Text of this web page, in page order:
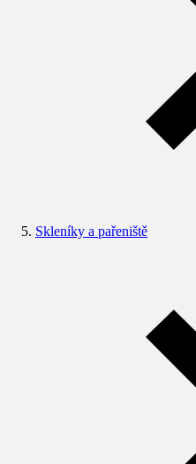
Skleníky a pařeniště